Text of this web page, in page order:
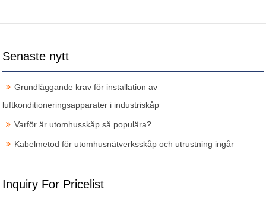
Senaste nytt
Grundläggande krav för installation av
luftkonditioneringsapparater i industriskåp
Varför är utomhusskåp så populära?
Kabelmetod för utomhusnätverksskåp och utrustning ingår
Inquiry For Pricelist